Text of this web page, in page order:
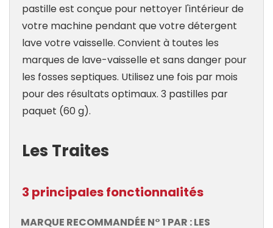
pastille est conçue pour nettoyer l'intérieur de
votre machine pendant que votre détergent
lave votre vaisselle. Convient à toutes les
marques de lave-vaisselle et sans danger pour
les fosses septiques. Utilisez une fois par mois
pour des résultats optimaux. 3 pastilles par
paquet (60 g).
Les Traites
3 principales fonctionnalités
MARQUE RECOMMANDÉE N° 1 PAR : LES